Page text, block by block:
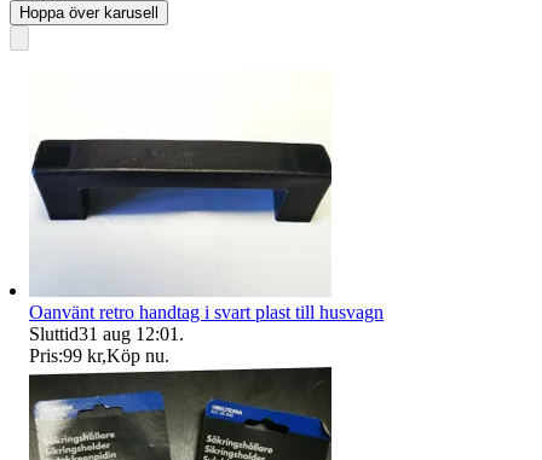
Hoppa över karusell
Oanvänt retro handtag i svart plast till husvagn
Sluttid31 aug 12:01 .
Pris:99 kr,Köp nu.